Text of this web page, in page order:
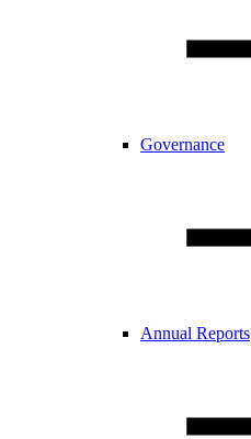
Governance
Annual Reports